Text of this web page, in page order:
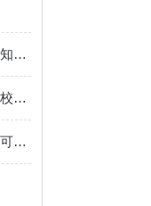
温度传感器的工作原理看完就知道了
安徽天康流量计需要定期进行校准和维护
安徽天康控制电缆有多种规格可供选择